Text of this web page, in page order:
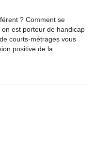
? Comment se
est porteur de handicap
courts-métrages vous
positive de la